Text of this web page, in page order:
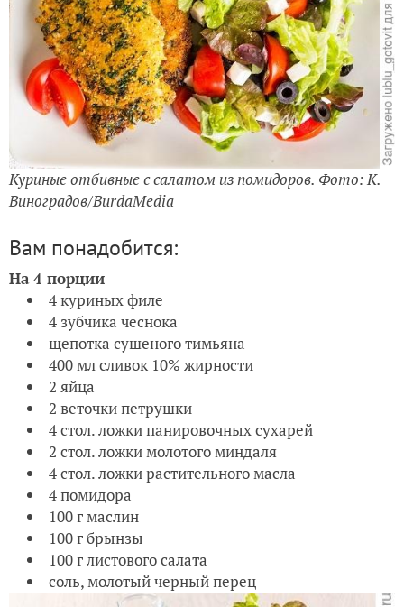
Куриные отбивные с салатом из помидоров. Фото: К.
Виноградов/BurdaMedia
Вам понадобится:
На 4 порции
4 куриных филе
4 зубчика чеснока
щепотка сушеного тимьяна
400 мл сливок 10% жирности
2 яйца
2 веточки петрушки
4 стол. ложки панировочных сухарей
2 стол. ложки молотого миндаля
4 стол. ложки растительного масла
4 помидора
100 г маслин
100 г брынзы
100 г листового салата
соль, молотый черный перец